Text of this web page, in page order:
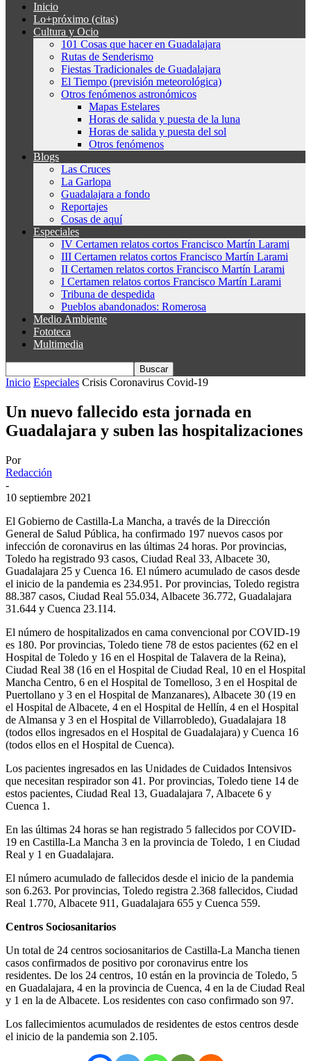
Inicio
Lo+próximo (citas)
Cultura y Ocio
101 Cosas que hacer en Guadalajara
Rutas de Senderismo
Fiestas Tradicionales de Guadalajara
El Tiempo (previsión meteorológica)
Otros fenómenos astronómicos
Mapas Estelares
Horas de salida y puesta de la luna
Horas de salida y puesta del sol
Otros fenómenos
Blogs
Las Cruces
La Garlopa
Guadalajara a fondo
Reportajes
Cosas de aquí
Especiales
IV Certamen relatos cortos Francisco Martín Larami
III Certamen relatos cortos Francisco Martín Larami
II Certamen relatos cortos Francisco Martín Larami
I Certamen relatos cortos Francisco Martín Larami
Tribuna de despedida
Pueblos abandonados: Romerosa
Medio Ambiente
Fototeca
Multimedia
Inicio Especiales Crisis Coronavirus Covid-19
Un nuevo fallecido esta jornada en
Guadalajara y suben las hospitalizaciones
Por
Redacción
-
10 septiembre 2021
El Gobierno de Castilla-La Mancha, a través de la Dirección
General de Salud Pública, ha confirmado 197 nuevos casos por
infección de coronavirus en las últimas 24 horas. Por provincias,
Toledo ha registrado 93 casos, Ciudad Real 33, Albacete 30,
Guadalajara 25 y Cuenca 16. El número acumulado de casos desde
el inicio de la pandemia es 234.951. Por provincias, Toledo registra
88.387 casos, Ciudad Real 55.034, Albacete 36.772, Guadalajara
31.644 y Cuenca 23.114.
El número de hospitalizados en cama convencional por COVID-19
es 180. Por provincias, Toledo tiene 78 de estos pacientes (62 en el
Hospital de Toledo y 16 en el Hospital de Talavera de la Reina),
Ciudad Real 38 (16 en el Hospital de Ciudad Real, 10 en el Hospital
Mancha Centro, 6 en el Hospital de Tomelloso, 3 en el Hospital de
Puertollano y 3 en el Hospital de Manzanares), Albacete 30 (19 en
el Hospital de Albacete, 4 en el Hospital de Hellín, 4 en el Hospital
de Almansa y 3 en el Hospital de Villarrobledo), Guadalajara 18
(todos ellos ingresados en el Hospital de Guadalajara) y Cuenca 16
(todos ellos en el Hospital de Cuenca).
Los pacientes ingresados en las Unidades de Cuidados Intensivos
que necesitan respirador son 41. Por provincias, Toledo tiene 14 de
estos pacientes, Ciudad Real 13, Guadalajara 7, Albacete 6 y
Cuenca 1.
En las últimas 24 horas se han registrado 5 fallecidos por COVID-
19 en Castilla-La Mancha 3 en la provincia de Toledo, 1 en Ciudad
Real y 1 en Guadalajara.
El número acumulado de fallecidos desde el inicio de la pandemia
son 6.263. Por provincias, Toledo registra 2.368 fallecidos, Ciudad
Real 1.770, Albacete 911, Guadalajara 655 y Cuenca 559.
Centros Sociosanitarios
Un total de 24 centros sociosanitarios de Castilla-La Mancha tienen
casos confirmados de positivo por coronavirus entre los
residentes. De los 24 centros, 10 están en la provincia de Toledo, 5
en Guadalajara, 4 en la provincia de Cuenca, 4 en la de Ciudad Real
y 1 en la de Albacete. Los residentes con caso confirmado son 97.
Los fallecimientos acumulados de residentes de estos centros desde
el inicio de la pandemia son 2.105.